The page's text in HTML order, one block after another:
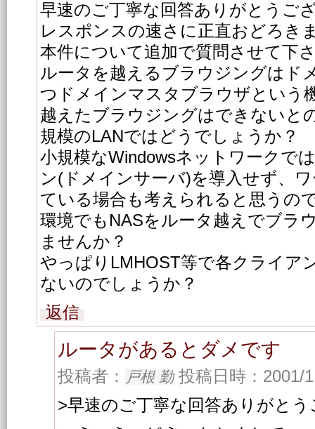
早速のご丁寧な回答ありがとうご
レスポンスの速さに正直おどろき
本件について追加で質問させて下
ルータを越えるブラウジングはド
つドメインマスタブラウザという
越えたブラウジングはできないと
規模のLANではどうでしょうか？
小規模なWindowsネットワークで
ン(ドメインサーバ)を導入せず、
ている場合も考えられると思うの
環境でもNASをルータ越えでブラ
ませんか？
やっぱりLMHOST等で各クライア
ないのでしょうか？
返信
ルータがあるとダメです
投稿者： 戸根 勤投稿日時：2001/
>早速のご丁寧な回答ありがと